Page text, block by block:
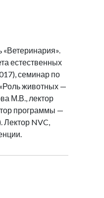
естественных
семинар по
животных —
М.В., лектор
программы —
Лектор NVC,